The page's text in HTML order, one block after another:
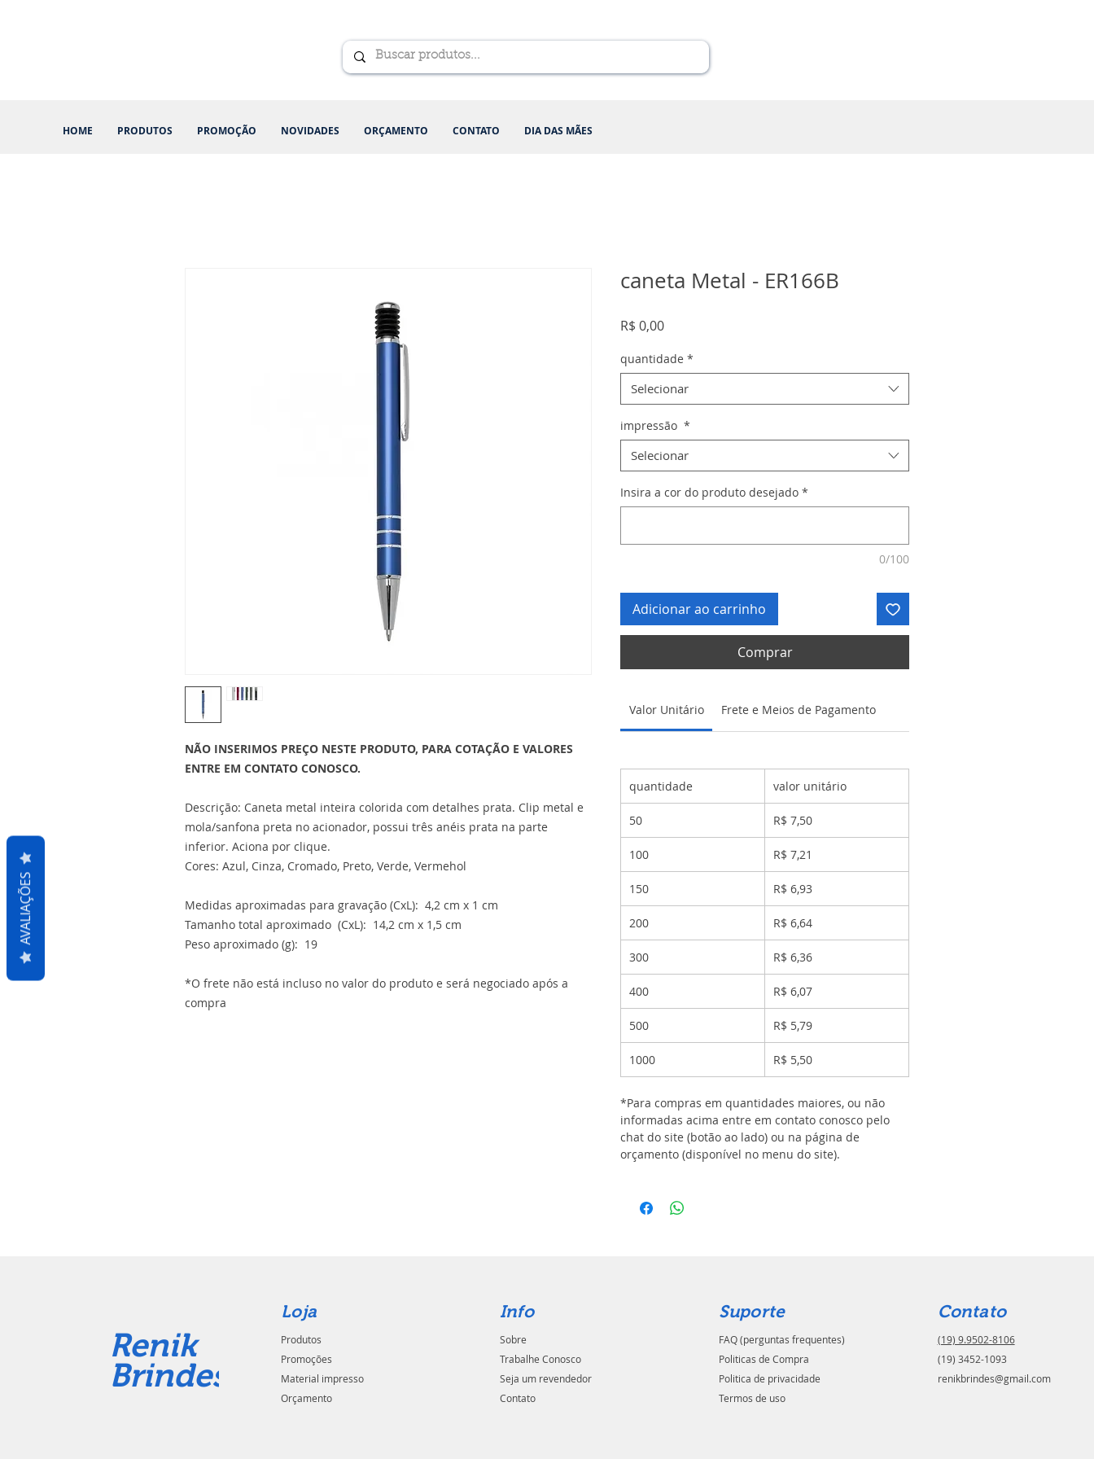
HOME PRODUTOS PROMOÇÃO NOVIDADES ORÇAMENTO CONTATO DIA DAS MÃES
NÃO INSERIMOS PREÇO NESTE PRODUTO, PARA COTAÇÃO E VALORES
ENTRE EM CONTATO CONOSCO.
Descrição: Caneta metal inteira colorida com detalhes prata. Clip metal e
mola/sanfona preta no acionador, possui três anéis prata na parte
inferior. Aciona por clique.
Cores: Azul, Cinza, Cromado, Preto, Verde, Vermehol
Medidas aproximadas para gravação (CxL): 4,2 cm x 1 cm
Tamanho total aproximado (CxL): 14,2 cm x 1,5 cm
Peso aproximado (g): 19
*O frete não está incluso no valor do produto e será negociado após a
compra
caneta Metal - ER166B
R$ 0,00Preço
quantidade *
Selecionar
impressão *
Selecionar
Insira a cor do produto desejado *
0/100
Adicionar ao carrinho
Comprar
Valor Unitário Frete e Meios de Pagamento
quantidade valor unitário
50 R$ 7,50
100 R$ 7,21
150 R$ 6,93
200 R$ 6,64
300 R$ 6,36
400 R$ 6,07
500 R$ 5,79
1000 R$ 5,50
*Para compras em quantidades maiores, ou não
informadas acima entre em contato conosco pelo
chat do site (botão ao lado) ou na página de
orçamento (disponível no menu do site).
Renik
Brindes
Loja
Produtos
Promoções
Material impresso
Orçamento
Info
Sobre
Trabalhe Conosco
Seja um revendedor
Contato
Suporte
FAQ (perguntas frequentes)
Politicas de Compra
Politica de privacidade
Termos de uso
Contato
(19) 9.9502-8106
(19) 3452-1093
renikbrindes@gmail.com
AVALIAÇÕES